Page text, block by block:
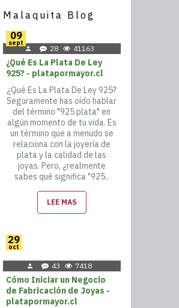
Malaquita Blog
09
sept
28 41163
¿Qué Es La Plata De Ley
925? - platapormayor.cl
¿Qué Es La Plata De Ley 925?
Seguramente has oído hablar
del término "925 plata" en
algún momento de tu vida. Es
un término que a menudo se
relaciona con la joyería de
plata y la calidad de las
joyas. Pero, ¿realmente
sabes qué significa "925..
LEE MAS
29
oct
43 7418
Cómo Iniciar un Negocio
de Fabricación de Joyas -
platapormayor.cl